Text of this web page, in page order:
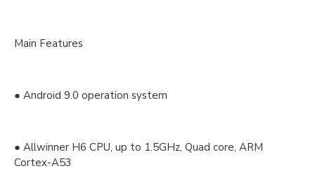
Main Features
● Android 9.0 operation system
● Allwinner H6 CPU, up to 1.5GHz, Quad core, ARM
Cortex-A53